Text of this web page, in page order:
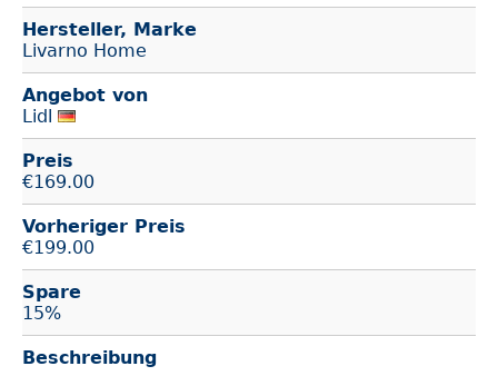
Hersteller, Marke
Livarno Home
Angebot von
Lidl
Preis
€169.00
Vorheriger Preis
€199.00
Spare
15%
Beschreibung